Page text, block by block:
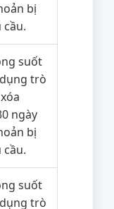
bị
cầu.
suốt
trò
ngày
bị
cầu.
suốt
trò